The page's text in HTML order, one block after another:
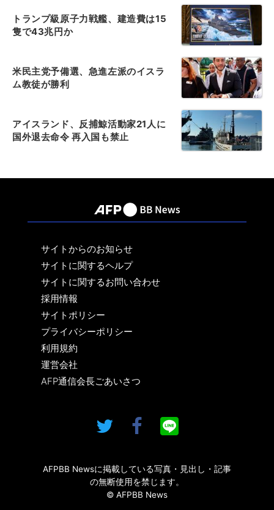
トランプ級原子力戦艦、建造費は15
隻で43兆円か
米民主党予備選、急進左派のイスラ
ム教徒が勝利
アイスランド、反捕鯨活動家21人に
国外退去命令 再入国も禁止
サイトからのお知らせ
サイトに関するヘルプ
サイトに関するお問い合わせ
採用情報
サイトポリシー
プライバシーポリシー
利用規約
運営会社
AFP通信会長ごあいさつ
AFPBB Newsに掲載している写真・見出し・記事
の無断使用を禁じます。
© AFPBB News